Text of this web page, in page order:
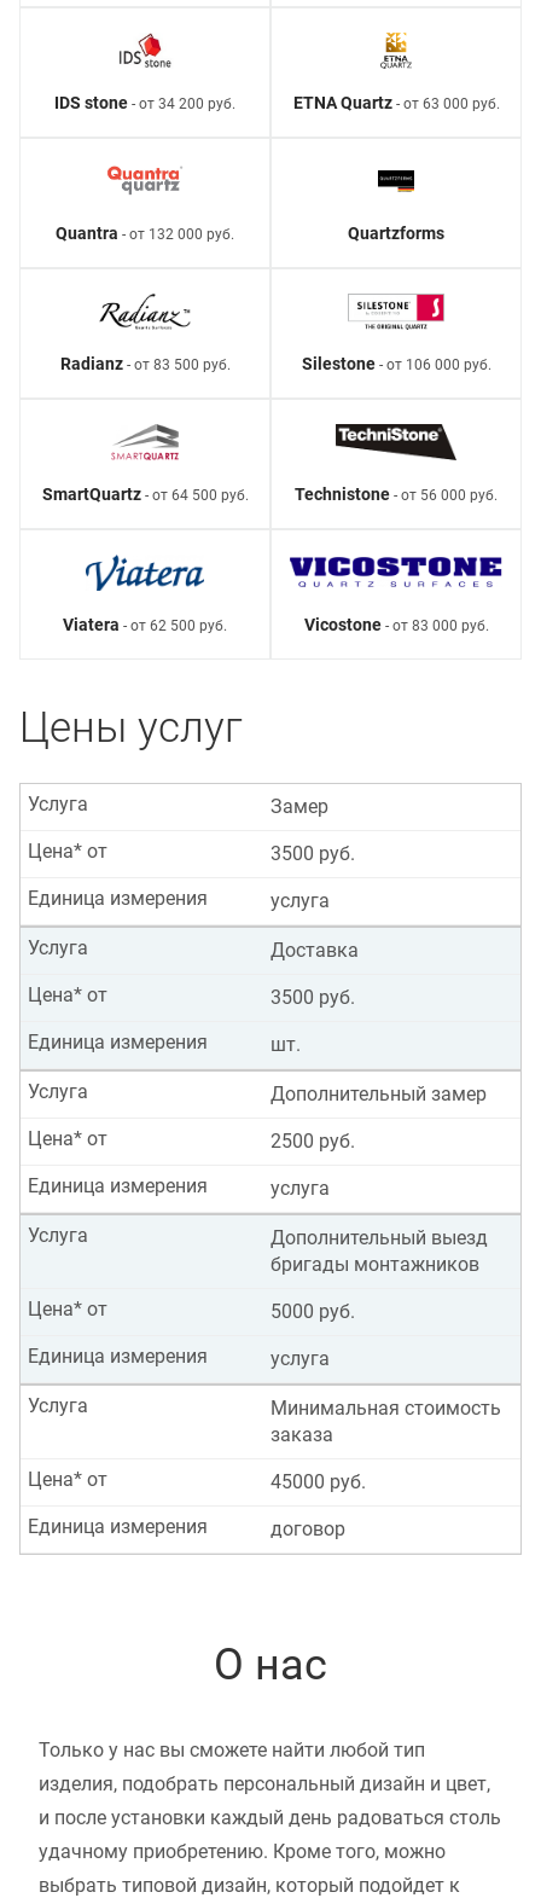
IDS stone - от 34 200 руб. ETNA Quartz- от 63 000 руб.
Quantra - от 132 000 руб. Quartzforms
Radianz- от 83 500 руб. Silestone- от 106 000 руб.
SmartQuartz- от 64 500 руб. Technistone - от 56 000 руб.
Viatera - от 62 500 руб. Vicostone- от 83 000 руб.
Цены услуг
Замер
Услуга
3500 руб.
Цена* от
услуга
Единица измерения
Доставка
Услуга
3500 руб.
Цена* от
шт.
Единица измерения
Дополнительный замер
Услуга
2500 руб.
Цена* от
услуга
Единица измерения
Дополнительный выезд
бригады монтажников
Услуга
5000 руб.
Цена* от
услуга
Единица измерения
Минимальная стоимость
заказа
Услуга
45000 руб.
Цена* от
договор
Единица измерения
О нас
Только у нас вы сможете найти любой тип
изделия, подобрать персональный дизайн и цвет,
и после установки каждый день радоваться столь
удачному приобретению. Кроме того, можно
выбрать типовой дизайн, который подойдет к